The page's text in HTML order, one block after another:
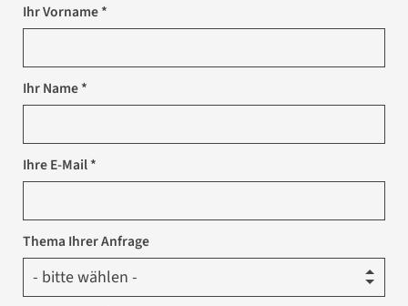
Ihr Vorname *
Ihr Name *
Ihre E-Mail *
Thema Ihrer Anfrage